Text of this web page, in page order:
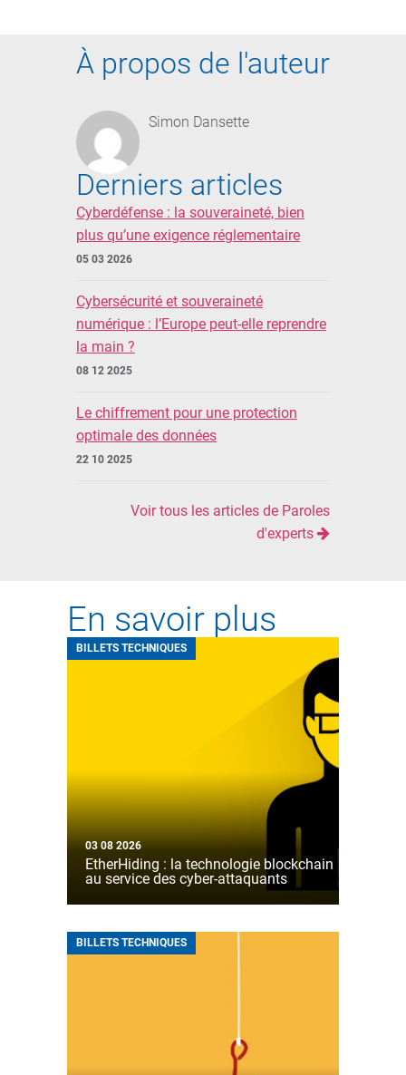
À propos de l'auteur
Simon Dansette
Derniers articles
Cyberdéfense : la souveraineté, bien
plus qu’une exigence réglementaire
05 03 2026
Cybersécurité et souveraineté
numérique : l’Europe peut-elle reprendre
la main ?
08 12 2025
Le chiffrement pour une protection
optimale des données
22 10 2025
Voir tous les articles de Paroles
d'experts
En savoir plus
BILLETS TECHNIQUES
03 08 2026
EtherHiding : la technologie blockchain
au service des cyber-attaquants
BILLETS TECHNIQUES